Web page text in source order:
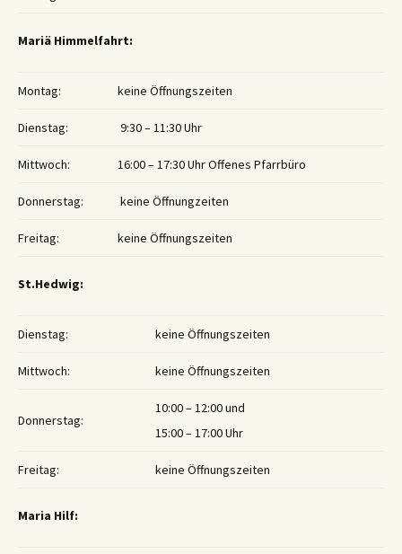
Mariä Himmelfahrt:
Montag: keine Öffnungszeiten
Dienstag: 9:30 – 11:30 Uhr
Mittwoch: 16:00 – 17:30 Uhr Offenes Pfarrbüro
Donnerstag: keine Öffnungzeiten
Freitag: keine Öffnungszeiten
St.Hedwig:
Dienstag: keine Öffnungszeiten
Mittwoch: keine Öffnungszeiten
Donnerstag:
10:00 – 12:00 und
15:00 – 17:00 Uhr
Freitag: keine Öffnungszeiten
Maria Hilf: